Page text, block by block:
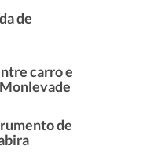
de
carro e
de